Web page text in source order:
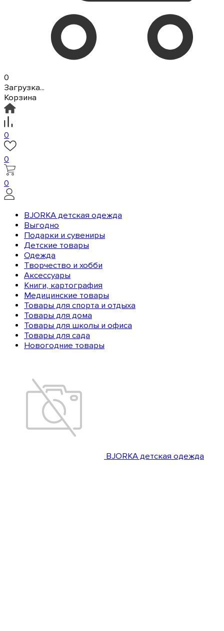
0
Загрузка...
Корзина
0
0
0
BJORKA детская одежда
Выгодно
Подарки и сувениры
Детские товары
Одежда
Творчество и хобби
Аксессуары
Книги, картография
Медицинские товары
Товары для спорта и отдыха
Товары для дома
Товары для школы и офиса
Товары для сада
Новогодние товары
BJORKA детская одежда